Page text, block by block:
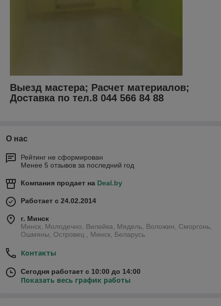
Выезд мастера; Расчет материалов;
Доставка по тел.8 044 566 84 88
О нас
Рейтинг не сформирован
Менее 5 отзывов за последний год
Компания продает на Deal.by
Работает с 24.02.2014
г. Минск
Минск, Молодечно, Вилейка, Мядель, Воложин, Сморгонь,
Ошмяны, Островец , Минск, Беларусь
Контакты
Сегодня работает с 10:00 до 14:00
Показать весь график работы